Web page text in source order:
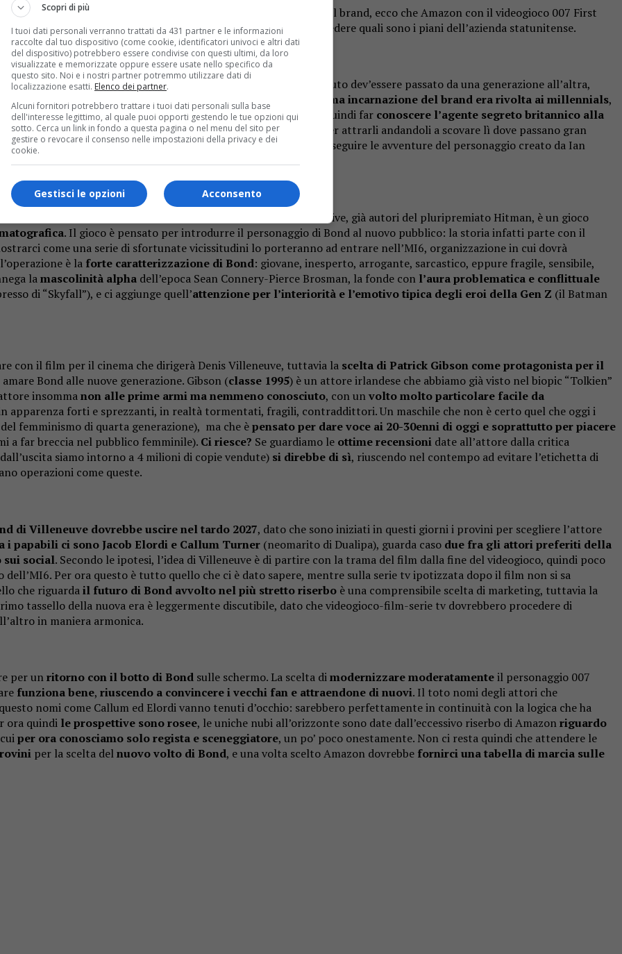
cinema. Dopo un lungo e travagliato passaggio di consegne del brand, ecco che Amazon con il videogioco 007 First
degli anni 2020, trasformandola in crossmediale. Andiamo a vedere quali sono i piani dell’azienda statunitense.
brand transgenerazionale , ossia un brand che per essere conosciuto dev’essere passato da una generazione all’altra,
rinnovandosi quel tanto che basta per attrarne di nuovi.
L’ultima incarnazione del brand era rivolta ai millennials,
Royal) finoal 2021(No Time To Die). La sfida per Amazon è quindi far conoscere l’agente segreto britannico alla
Bond, maserve una nuova strategia crossmediale
per attrarli andandoli a scovare lì dove passano gran
social . In questo quadro il cinema non è più il media guida per seguire le avventure del personaggio creato da Ian
dell’iconico agente.
, è uscito un mese fa. Prodotto dai veterani della IO Interactive, già autori del pluripremiato Hitman, è un gioco
. Il gioco è pensato per introdurre il personaggio di Bond al nuovo pubblico: la storia infatti parte con il
come una serie di sfortunate vicissitudini lo porteranno ad entrare nell’MI6, organizzazione in cui dovrà
è la forte caratterizzazione di Bond: giovane, inesperto, arrogante, sarcastico, eppure fragile, sensibile,
lamascolinità alpha dell’epoca Sean Connery-Pierce Brosman, la fonde con l’aura problematica e conflittuale
di “Skyfall”), e ci aggiunge quell’attenzione per l’interiorità e l’emotivo tipica degli eroi della Gen Z (il Batman
con il film per il cinema che dirigerà Denis Villeneuve, tuttavia la scelta di Patrick Gibson come protagonista per il
Bond alle nuove generazione. Gibson (classe 1995) è un attore irlandese che abbiamo già visto nel biopic “Tolkien”
insommanon alle prime armi ma nemmeno conosciuto, con unvolto molto particolare facile da
apparenza forti e sprezzanti, in realtà tormentati, fragili, contraddittori. Un maschile che non è certo quel che oggi i
femminismo di quarta generazione), ma che èpensato per dare voce ai 20-30enni di oggi e soprattutto per piacere
a far breccia nel pubblico femminile). Ci riesce? Se guardiamo le ottime recensioni date all’attore dalla critica
siamo intorno a 4 milioni di copie vendute) si direbbe di sì, riuscendo nel contempo ad evitare l’etichetta di
operazioni come queste.
di Villeneuve dovrebbe uscire nel tardo 2027, dato che sono iniziati in questi giorni i provini per scegliere l’attore
i papabili ci sono Jacob Elordi e Callum Turner (neomarito di Dualipa), guarda caso due fra gli attori preferiti della
sui social. Secondo le ipotesi, l’idea di Villeneuve è di partire con la trama del film dalla fine del videogioco, quindi poco
Per ora questo è tutto quello che ci è dato sapere, mentre sulla serie tv ipotizzata dopo il film non si sa
che riguardail futuro di Bond avvolto nel più stretto riserbo è una comprensibile scelta di marketing, tuttavia la
tassello della nuova era è leggermente discutibile, dato che videogioco-film-serie tv dovrebbero procedere di
in maniera armonica.
per unritorno con il botto di Bond sulle schermo. La scelta dimodernizzare moderatamenteil personaggio 007
funziona bene, riuscendo a convincere i vecchi fan e attraendone di nuovi. Il toto nomi degli attori che
nomi come Callum ed Elordi vanno tenuti d’occhio: sarebbero perfettamente in continuità con la logica che ha
ora quindi le prospettive sono rosee, le uniche nubi all’orizzonte sono date dall’eccessivo riserbo di Amazonriguardo
per ora conosciamo solo regista e sceneggiatore, un po’ poco onestamente. Non ci resta quindi che attendere le
per la scelta delnuovo volto di Bond, e una volta scelto Amazon dovrebbe fornirci una tabella di marcia sulle
Scopri di più
I tuoi dati personali verranno trattati da 431 partner e le informazioni
raccolte dal tuo dispositivo (come cookie, identificatori univoci e altri dati
del dispositivo) potrebbero essere condivise con questi ultimi, da loro
visualizzate e memorizzate oppure essere usate nello specifico da
questo sito. Noi e i nostri partner potremmo utilizzare dati di
localizzazione esatti. Elenco dei partner.
Alcuni fornitori potrebbero trattare i tuoi dati personali sulla base
dell'interesse legittimo, al quale puoi opporti gestendo le tue opzioni qui
sotto. Cerca un link in fondo a questa pagina o nel menu del sito per
gestire o revocare il consenso nelle impostazioni della privacy e dei
cookie.
Acconsento
Gestisci le opzioni